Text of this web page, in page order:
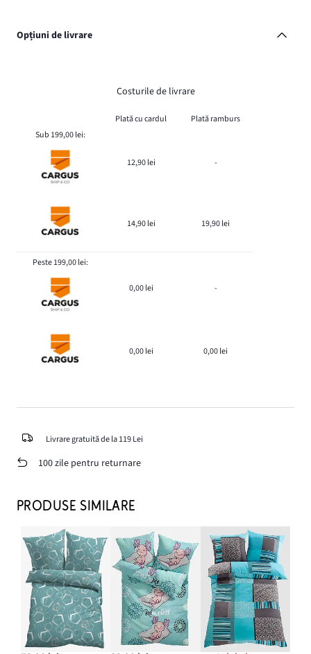
Opțiuni de livrare
Costurile de livrare
Plată cu cardul
Plată ramburs
Sub 199,00 lei:
12,90 lei -
14,90 lei 19,90 lei
Peste 199,00 lei:
0,00 lei -
0,00 lei 0,00 lei
Livrare gratuită de la 119 Lei
100 zile pentru returnare
PRODUSE SIMILARE